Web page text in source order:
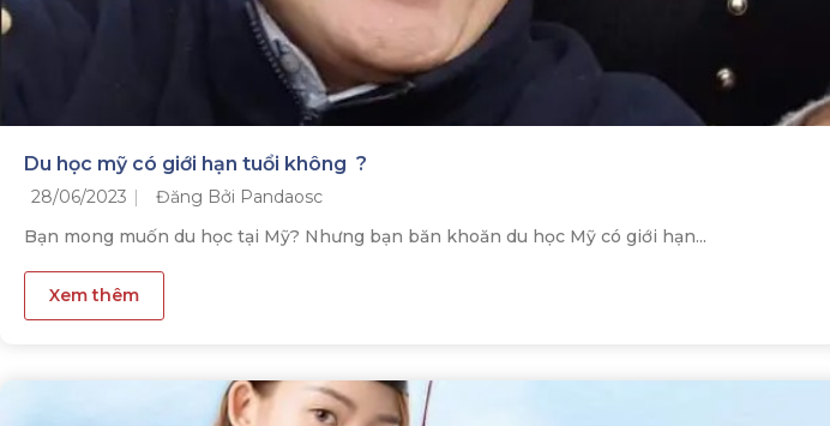
Du học mỹ có giới hạn tuổi không ?
28/06/2023
Đăng Bởi Pandaosc
Bạn mong muốn du học tại Mỹ? Nhưng bạn băn khoăn du học Mỹ có giới hạn...
Xem thêm